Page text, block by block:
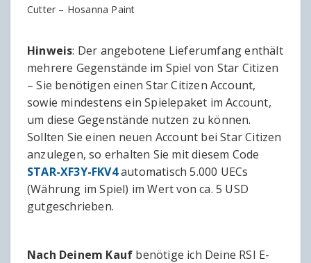
Cutter – Hosanna Paint
Hinweis: Der angebotene Lieferumfang enthält
mehrere Gegenstände im Spiel von Star Citizen
– Sie benötigen einen Star Citizen Account,
sowie mindestens ein Spielepaket im Account,
um diese Gegenstände nutzen zu können.
Sollten Sie einen neuen Account bei Star Citizen
anzulegen, so erhalten Sie mit diesem Code
STAR-XF3Y-FKV4automatisch 5.000 UECs
(Währung im Spiel) im Wert von ca. 5 USD
gutgeschrieben.
Nach Deinem Kauf benötige ich Deine RSI E-